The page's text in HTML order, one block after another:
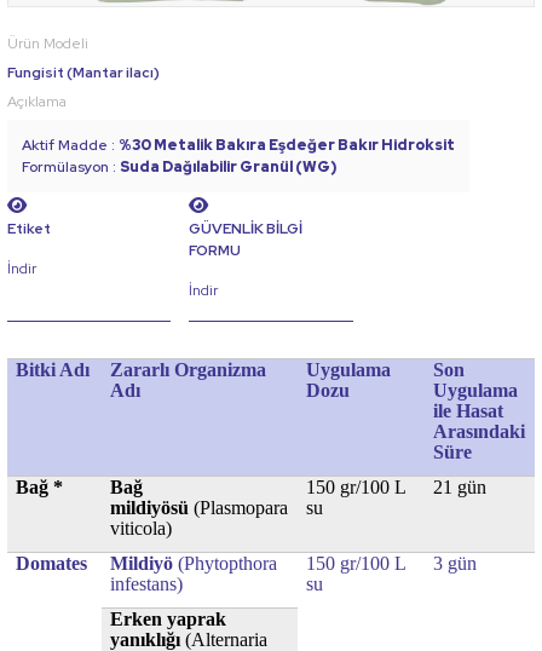
Ürün Modeli
Fungisit (Mantar ilacı)
Açıklama
Aktif Madde : %30 Metalik Bakıra Eşdeğer Bakır Hidroksit
Formülasyon : Suda Dağılabilir Granül (WG)
Etiket
İndir
GÜVENLİK BİLGİ
FORMU
İndir
Bitki Adı
Zararlı Organizma
Adı
Uygulama
Dozu
Son
Uygulama
ile Hasat
Arasındaki
Süre
Bağ *
Bağ
mildiyösü(Plasmopara
viticola)
150 gr/100 L
su
21 gün
Domates Mildiyö(Phytopthora
infestans)
150 gr/100 L
su
3 gün
Erken yaprak
yanıklığı(Alternaria